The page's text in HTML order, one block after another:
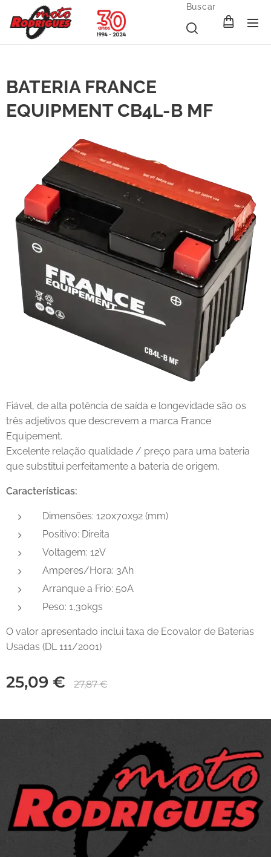
Buscar
BATERIA FRANCE
EQUIPMENT CB4L-B MF
Fiável, de alta potência de saída e longevidade são os
três adjetivos que descrevem a marca France
Equipement.
Excelente relação qualidade / preço para uma bateria
que substitui perfeitamente a bateria de origem.
Características:
Dimensões: 120x70x92 (mm)
Positivo: Direita
Voltagem: 12V
Amperes/Hora: 3Ah
Arranque a Frio: 50A
Peso: 1,30kgs
O valor apresentado inclui taxa de Ecovalor de Baterias
Usadas (DL 111/2001)
25,09 € 27,87€